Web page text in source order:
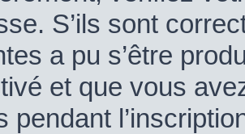
S’ils sont
a pu s’être
et que vous
pendant